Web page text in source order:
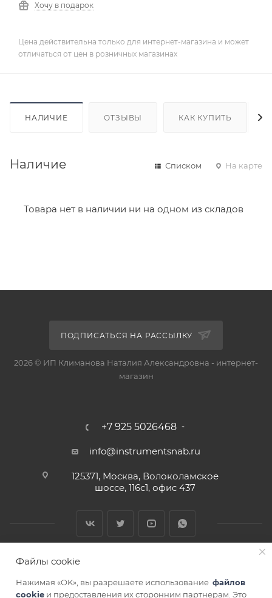
Хочу в подарок
Цена действительна только для интернет-магазина и может
отличаться от цен в розничных магазинах
НАЛИЧИЕ ОТЗЫВЫ КАК КУПИТЬ
Наличие Списком На карте
Товара нет в наличии ни на одном из складов
ПОДПИСАТЬСЯ НА РАССЫЛКУ
2026 © ИП Климанова Наталия Александровна - интернет-
магазин
+7 925 5026468
info@instrumentsnab.ru
125371, Москва, Волоколамское
шоссе, 116с1, офис 437
Файлы cookie
Нажимая «OK», вы разрешаете использование файлов
cookie и предоставления их сторонним партнерам. Это